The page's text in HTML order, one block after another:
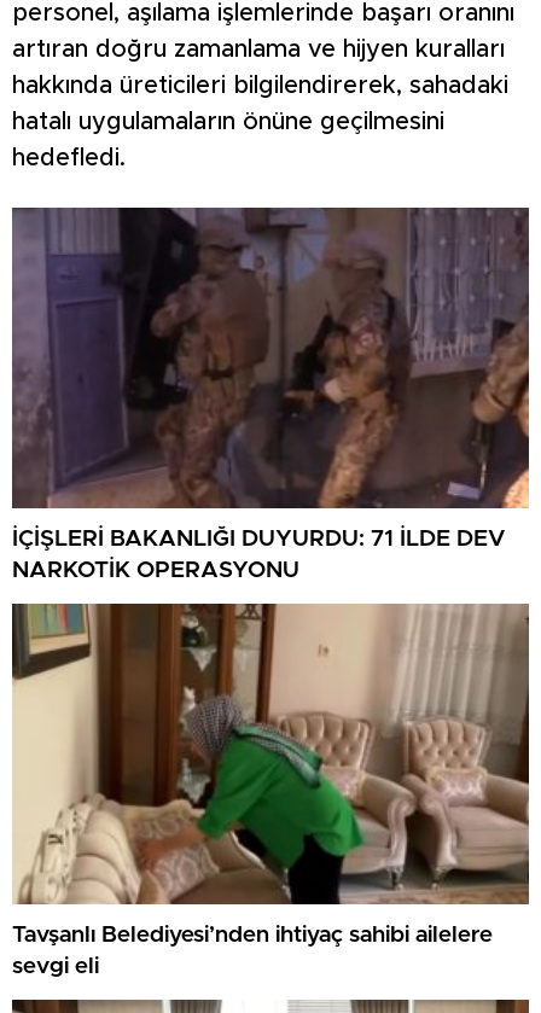
personel, aşılama işlemlerinde başarı oranını
artıran doğru zamanlama ve hijyen kuralları
hakkında üreticileri bilgilendirerek, sahadaki
hatalı uygulamaların önüne geçilmesini
hedefledi.
İÇİŞLERİ BAKANLIĞI DUYURDU: 71 İLDE DEV
NARKOTİK OPERASYONU
Tavşanlı Belediyesi’nden ihtiyaç sahibi ailelere
sevgi eli